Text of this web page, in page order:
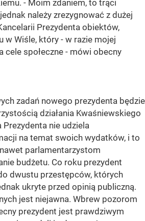
- Moim zdaniem, to trąci
należy zrezygnować z dużej
Prezydenta obiektów,
w Wiśle, który - w razie mojej
cele społeczne - mówi obecny
zadań nowego prezydenta będzie
działania Kwaśniewskiego
Prezydenta nie udziela
na temat swoich wydatków, i to
parlamentarzystom
budżetu. Co roku prezydent
dwustu przestępców, których
ukryte przed opinią publiczną.
jest niejawna. Wbrew pozorom
prezydent jest prawdziwym